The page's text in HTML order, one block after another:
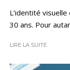
L’identité visuelle
30 ans. Pour
LIRE LA SUITE